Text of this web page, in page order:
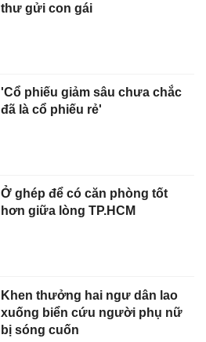
thư gửi con gái
'Cổ phiếu giảm sâu chưa chắc
đã là cổ phiếu rẻ'
Ở ghép để có căn phòng tốt
hơn giữa lòng TP.HCM
Khen thưởng hai ngư dân lao
xuống biển cứu người phụ nữ
bị sóng cuốn